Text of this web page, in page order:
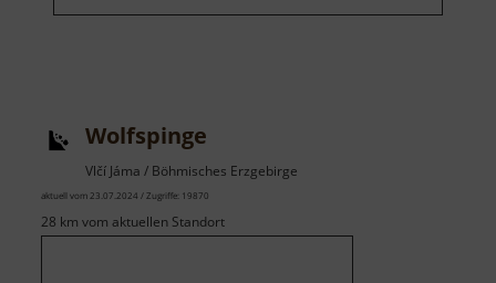
Wolfspinge
Vlčí Jáma / Böhmisches Erzgebirge
aktuell vom 23.07.2024 / Zugriffe: 19870
28 km vom aktuellen Standort